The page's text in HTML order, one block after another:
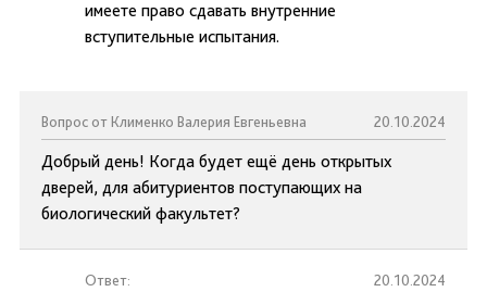
имеете право сдавать внутренние
вступительные испытания.
Вопрос от Клименко Валерия Евгеньевна 20.10.2024
Добрый день! Когда будет ещё день открытых
дверей, для абитуриентов поступающих на
биологический факультет?
Ответ: 20.10.2024